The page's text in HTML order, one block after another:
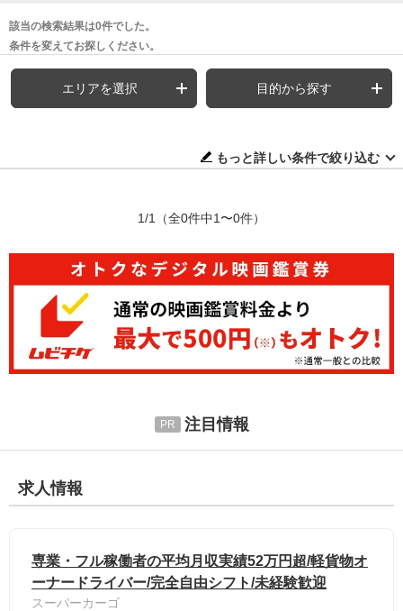
該当の検索結果は0件でした。
条件を変えてお探しください。
エリアを選択 目的から探す
もっと詳しい条件で絞り込む
1/1 （全0件中1〜0件）
注目情報
求人情報
専業・フル稼働者の平均月収実績52万円超/軽貨物オ
ーナードライバー/完全自由シフト/未経験歓迎
スーパーカーゴ